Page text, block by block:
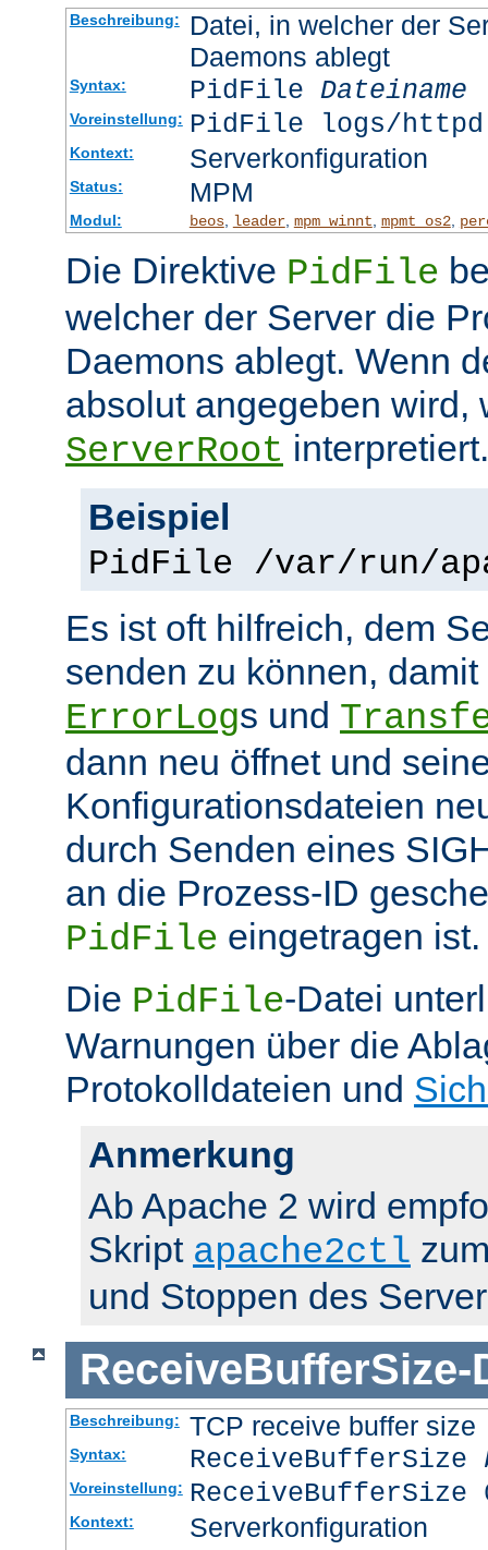
Beschreibung:
Datei, in welcher der
Daemons ablegt
Syntax: PidFile Dateiname
Voreinstellung: PidFile logs/
Kontext: Serverkonfiguration
Status: MPM
Modul: beos, leader, mpm_winnt mpmt_os2,
Die Direktive PidFile
welcher der Server die
Daemons ablegt. Wenn
absolut angegeben wird,
ServerRoot interpretiert.
Beispiel
PidFile /var/run/
Es ist oft hilfreich, dem
senden zu können,
ErrorLogs und
dann neu öffnet und
Konfigurationsdateien
durch Senden eines
an die Prozess-ID
PidFile eingetragen ist.
Die PidFile-Datei
Warnungen über die
Protokolldateien und
Anmerkung
Ab Apache 2 wird
Skript apache2ctl
und Stoppen des
ReceiveBufferSize-
Beschreibung: TCP receive buffer size
Syntax: ReceiveBufferSize
Voreinstellung: ReceiveBufferSize
Kontext: Serverkonfiguration